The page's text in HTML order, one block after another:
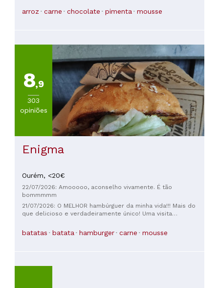
e os brownies são imperdíveis. Quem confiou na minha
arroz carne chocolate pimenta mousse
8,9
303
opiniões
Enigma
Ourém, <20€
22/07/2026: Amooooo, aconselho vivamente. É tão
bommmmm
21/07/2026: O MELHOR hambúrguer da minha vida!!! Mais do
que delicioso e verdadeiramente único! Uma visita
hambúrgueres e as batatas fritas, tanto as doces quanto as
clássicas, são de comer e chorar por mais, a salada é
muito agradável com garçonetes atenciosas e profissionais!!!
batatas batata hamburger carne mousse